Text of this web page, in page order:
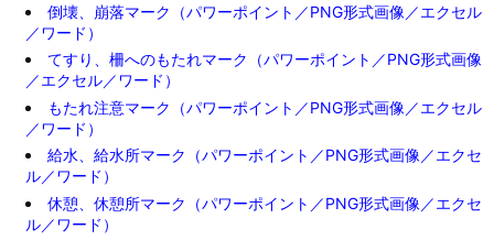
倒壊、崩落マーク（パワーポイント／PNG形式画像／エクセル
／ワード）
てすり、柵へのもたれマーク（パワーポイント／PNG形式画像
／エクセル／ワード）
もたれ注意マーク（パワーポイント／PNG形式画像／エクセル
／ワード）
給水、給水所マーク（パワーポイント／PNG形式画像／エクセ
ル／ワード）
休憩、休憩所マーク（パワーポイント／PNG形式画像／エクセ
ル／ワード）